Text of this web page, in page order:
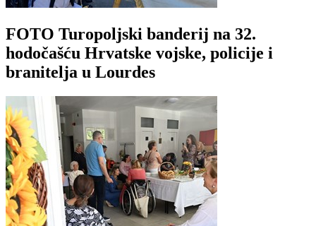
FOTO Turopoljski banderij na 32.
hodočašću Hrvatske vojske, policije i
branitelja u Lourdes